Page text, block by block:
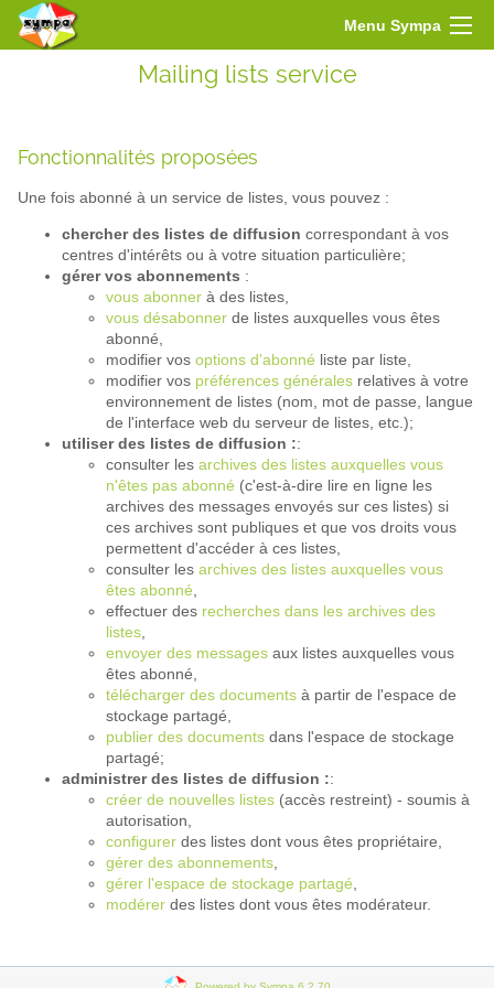
Menu Sympa
Mailing lists service
Fonctionnalités proposées
Une fois abonné à un service de listes, vous pouvez :
chercher des listes de diffusion correspondant à vos
centres d'intérêts ou à votre situation particulière;
gérer vos abonnements :
vous abonner à des listes,
vous désabonner de listes auxquelles vous êtes
abonné,
modifier vos options d'abonné liste par liste,
modifier vos préférences générales relatives à votre
environnement de listes (nom, mot de passe, langue
de l'interface web du serveur de listes, etc.);
utiliser des listes de diffusion ::
consulter les archives des listes auxquelles vous
n'êtes pas abonné (c'est-à-dire lire en ligne les
archives des messages envoyés sur ces listes) si
ces archives sont publiques et que vos droits vous
permettent d'accéder à ces listes,
consulter les archives des listes auxquelles vous
êtes abonné,
effectuer des recherches dans les archives des
listes,
envoyer des messages aux listes auxquelles vous
êtes abonné,
télécharger des documents à partir de l'espace de
stockage partagé,
publier des documents dans l'espace de stockage
partagé;
administrer des listes de diffusion ::
créer de nouvelles listes (accès restreint) - soumis à
autorisation,
configurer des listes dont vous êtes propriétaire,
gérer des abonnements,
gérer l'espace de stockage partagé,
modérer des listes dont vous êtes modérateur.